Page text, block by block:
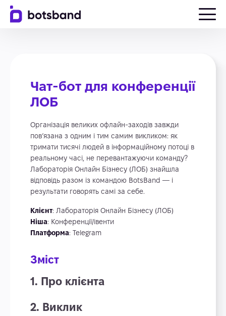
Чат-бот для конференції
ЛОБ
Організація великих офлайн-заходів завжди
пов’язана з одним і тим самим викликом: як
тримати тисячі людей в інформаційному потоці в
реальному часі, не перевантажуючи команду?
Лабораторія Онлайн Бізнесу (ЛОБ) знайшла
відповідь разом із командою BotsBand — і
результати говорять самі за себе.
Клієнт: Лабораторія Онлайн Бізнесу (ЛОБ)
Ніша: Конференції/івенти
Платформа: Telegram
Зміст
1. Про клієнта
2. Виклик